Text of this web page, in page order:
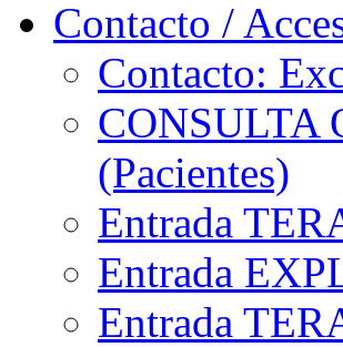
Contacto /
Contacto:
CONSULTA
(Pacientes)
Entrada
Entrada
Entrada